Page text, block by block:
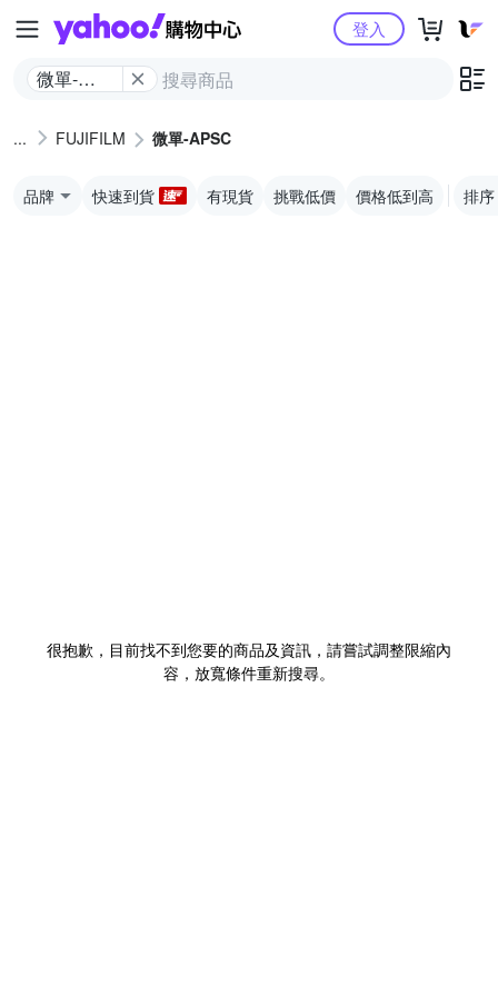
Yahoo購物中心
微單-
登入
FUJIFILM 微單-APSC
品牌 快速到貨 有現貨 挑戰低價 價格低到高 排序
很抱歉，目前找不到您要的商品及資訊，請嘗試調整限縮內
容，放寬條件重新搜尋。